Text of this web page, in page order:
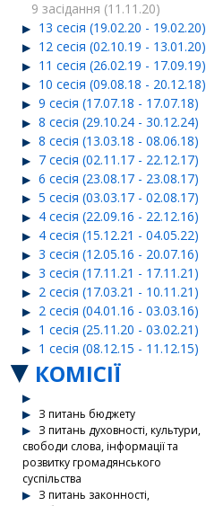
9 засідання (11.11.20)
13 сесія (19.02.20 - 19.02.20)
12 сесія (02.10.19 - 13.01.20)
11 сесія (26.02.19 - 17.09.19)
10 сесія (09.08.18 - 20.12.18)
9 сесія (17.07.18 - 17.07.18)
8 сесія (29.10.24 - 30.12.24)
8 сесія (13.03.18 - 08.06.18)
7 сесія (02.11.17 - 22.12.17)
6 сесія (23.08.17 - 23.08.17)
5 сесія (03.03.17 - 02.08.17)
4 сесія (22.09.16 - 22.12.16)
4 сесія (15.12.21 - 04.05.22)
3 сесія (12.05.16 - 20.07.16)
3 сесія (17.11.21 - 17.11.21)
2 сесія (17.03.21 - 10.11.21)
2 сесія (04.01.16 - 03.03.16)
1 сесія (25.11.20 - 03.02.21)
1 сесія (08.12.15 - 11.12.15)
КОМІСІЇ
З питань бюджету
З питань духовності, культури,
свободи слова, інформації та
розвитку громадянського
суспільства
З питань законності,